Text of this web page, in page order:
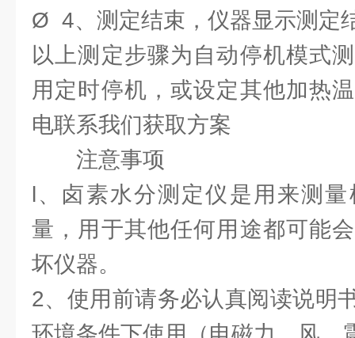
Ø 4、测定结束，仪器显示测定
以上测定步骤为自动停机模式
用定时停机，或设定其他加热
电联系我们获取方案
注意事项
l、卤素水分测定仪是用来测
量，用于其他任何用途都可能
坏仪器。
2、使用前请务必认真阅读说明